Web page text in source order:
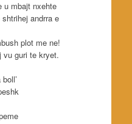
u mbajt nxehte
andrra e
plot me ne!
vu guri te kryet.